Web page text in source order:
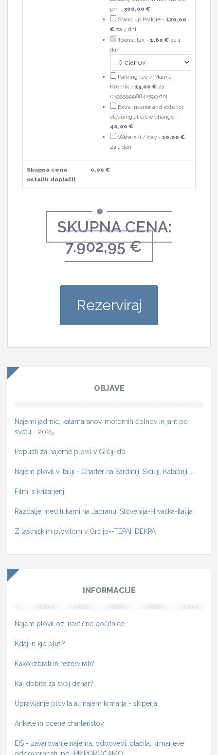
pm - 300,00 €
Stand up Paddle - 120,00
€ za 7 dni
Tourist tax - 1,60 € za 1
dan
Parking fee / Marina
Kremik - 13,00 € za
0.99999998842593 dni
Extra interior and exterior
cleaning at crew change -
40,00 €
Waterski / day - 10,00 €
za 1 dan
Skupna cena
ostalih doplačil
0,00 €
SKUPNA CENA:
7.902,95 €
Rezerviraj
OBJAVE
Najemi jadrnic, katamaranov, motornih čolnov in jaht po
svetu - 2025
Popusti za najeme plovil v Grčiji do
Najem plovil v Italiji - Charter na Sardiniji, Siciliji, Kalabriji, ...
Filmi s križarjenj
Razdalje med lukami na Jadranu; Slovenija-Hrvaška-Italija
Z lastniškim plovilom v Grčijo--TEPAI, DEKPA
INFORMACIJE
Najem plovil oz. navtične počitnice
Kdaj in kje pluti?
Kako izbrati in rezervirati?
Kaj dobite za svoj denar?
Upravljanje plovila ali najem krmarja - skiperja
Ankete in ocene charteristov
EIS - zavarovanje najema, odpovedi, plačila, krmarjeve